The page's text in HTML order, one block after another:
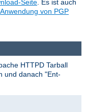
Seite . Es ist auch
Anwendung von PGP
HTTPD Tarball
und danach "Ent-